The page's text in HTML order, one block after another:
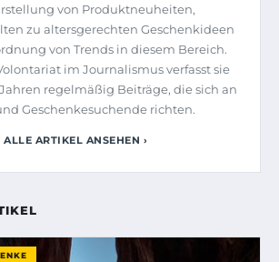
von Produktneuheiten,
zu altersgerechten Geschenkideen
von Trends in diesem Bereich.
im Journalismus verfasst sie
regelmäßig Beiträge, die sich an
Geschenkesuchende richten.
ALLE ARTIKEL ANSEHEN ›